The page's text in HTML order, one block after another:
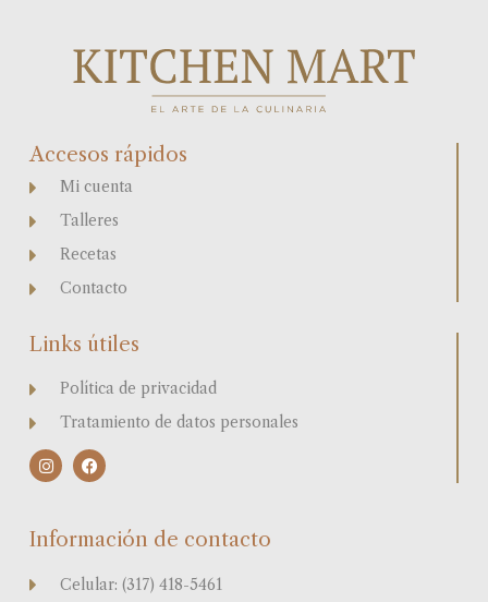
Accesos rápidos
Mi cuenta
Talleres
Recetas
Contacto
Links útiles
Política de privacidad
Tratamiento de datos personales
I
n
g
F
a
o
k
Información de contacto
Celular: (317) 418-5461